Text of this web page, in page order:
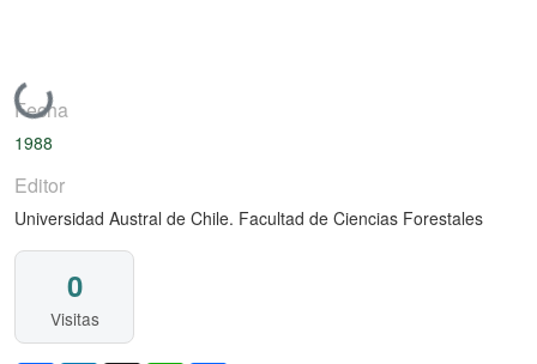
Cargando...
Fecha
1988
Editor
Universidad Austral de Chile. Facultad de Ciencias Forestales
0
Visitas